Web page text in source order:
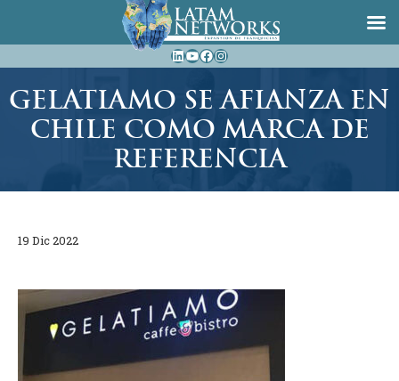
al
LinkedIn
YouTube
Facebook
Instagram
GELATIAMO SE AFIANZA EN
CHILE COMO MARCA DE
REFERENCIA
19 Dic 2022